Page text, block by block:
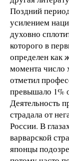
Поздний
усилением
духовно
которого в
определен как
момента число
отметил
превышало 1%
Деятельность
страдала от
России. В
варварской
японцы